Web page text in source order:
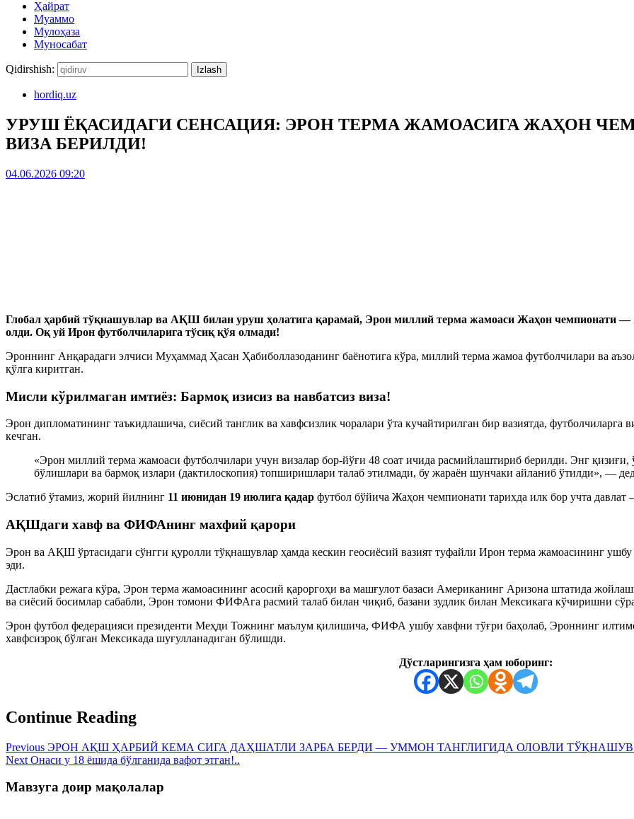
Ҳайрат
Муаммо
Мулоҳаза
Муносабат
Qidirshish:
hordiq.uz
УРУШ ЁҚАСИДАГИ СЕНСАЦИЯ: ЭРОН ТEРМА ЖАМОАСИГА ЖАҲОН
ВИЗА БЕРИЛДИ!
04.06.2026 09:20
Глобал ҳарбий тўқнашувлар ва АҚШ билан уруш ҳолатига қарамай, Эрон миллий терма жамоаси Жаҳон чемпионати —
олди. Оқ уй Ирон футболчиларига тўсиқ қўя олмади!
Эроннинг Анқарадаги элчиси Муҳаммад Ҳасан Ҳабиболлазоданинг баёнотига кўра, миллий терма жамоа футболчилари ва
қўлга киритган.
Мисли кўрилмаган имтиёз: Бармоқ изисиз ва навбатсиз виза!
Эрон дипломатининг таъкидлашича, сиёсий танглик ва хавфсизлик чоралари ўта кучайтирилган бир вазиятда, футболчиларга
кечган.
«Эрон миллий терма жамоаси футболчилари учун визалар бор-йўғи 48 соат ичида расмийлаштириб берилди. Энг
бўлишлари ва бармоқ излари (дактилоскопия) топширишлари талаб этилмади, бу жараён шунчаки айланиб ўтилди», —
Эслатиб ўтамиз, жорий йилнинг 11 июнидан 19 июлига қадар футбол бўйича Жаҳон чемпионати тарихда илк бор учта
АҚШдаги хавф ва ФИФАнинг махфий қарори
Эрон ва АҚШ ўртасидаги сўнгги қуролли тўқнашувлар ҳамда кескин геосиёсий вазият туфайли Ирон терма жамоасининг
эди.
Дастлабки режага кўра, Эрон терма жамоасининг асосий қароргоҳи ва машғулот базаси Американинг Аризона штатида
ва сиёсий босимлар сабабли, Эрон томони ФИФАга расмий талаб билан чиқиб, базани зудлик билан Мексикага кўчиришни
Эрон футбол федерацияси президенти Меҳди Тожнинг маълум қилишича, ФИФА ушбу хавфни тўғри баҳолаб, Эроннинг
хавфсизроқ бўлган Мeксикада шуғулланадиган бўлишди.
Дўстларингизга ҳам юборинг:
Continue Reading
Previous ЭРОН АҚШ ҲАРБИЙ КЕМА СИГА ДАҲШАТЛИ ЗАРБА БЕРДИ — УММОН ТАНГЛИГИДА ОЛОВЛИ
Next Онаси у 18 ёшида бўлганида вафот этган!..
Мавзуга доир мақолалар